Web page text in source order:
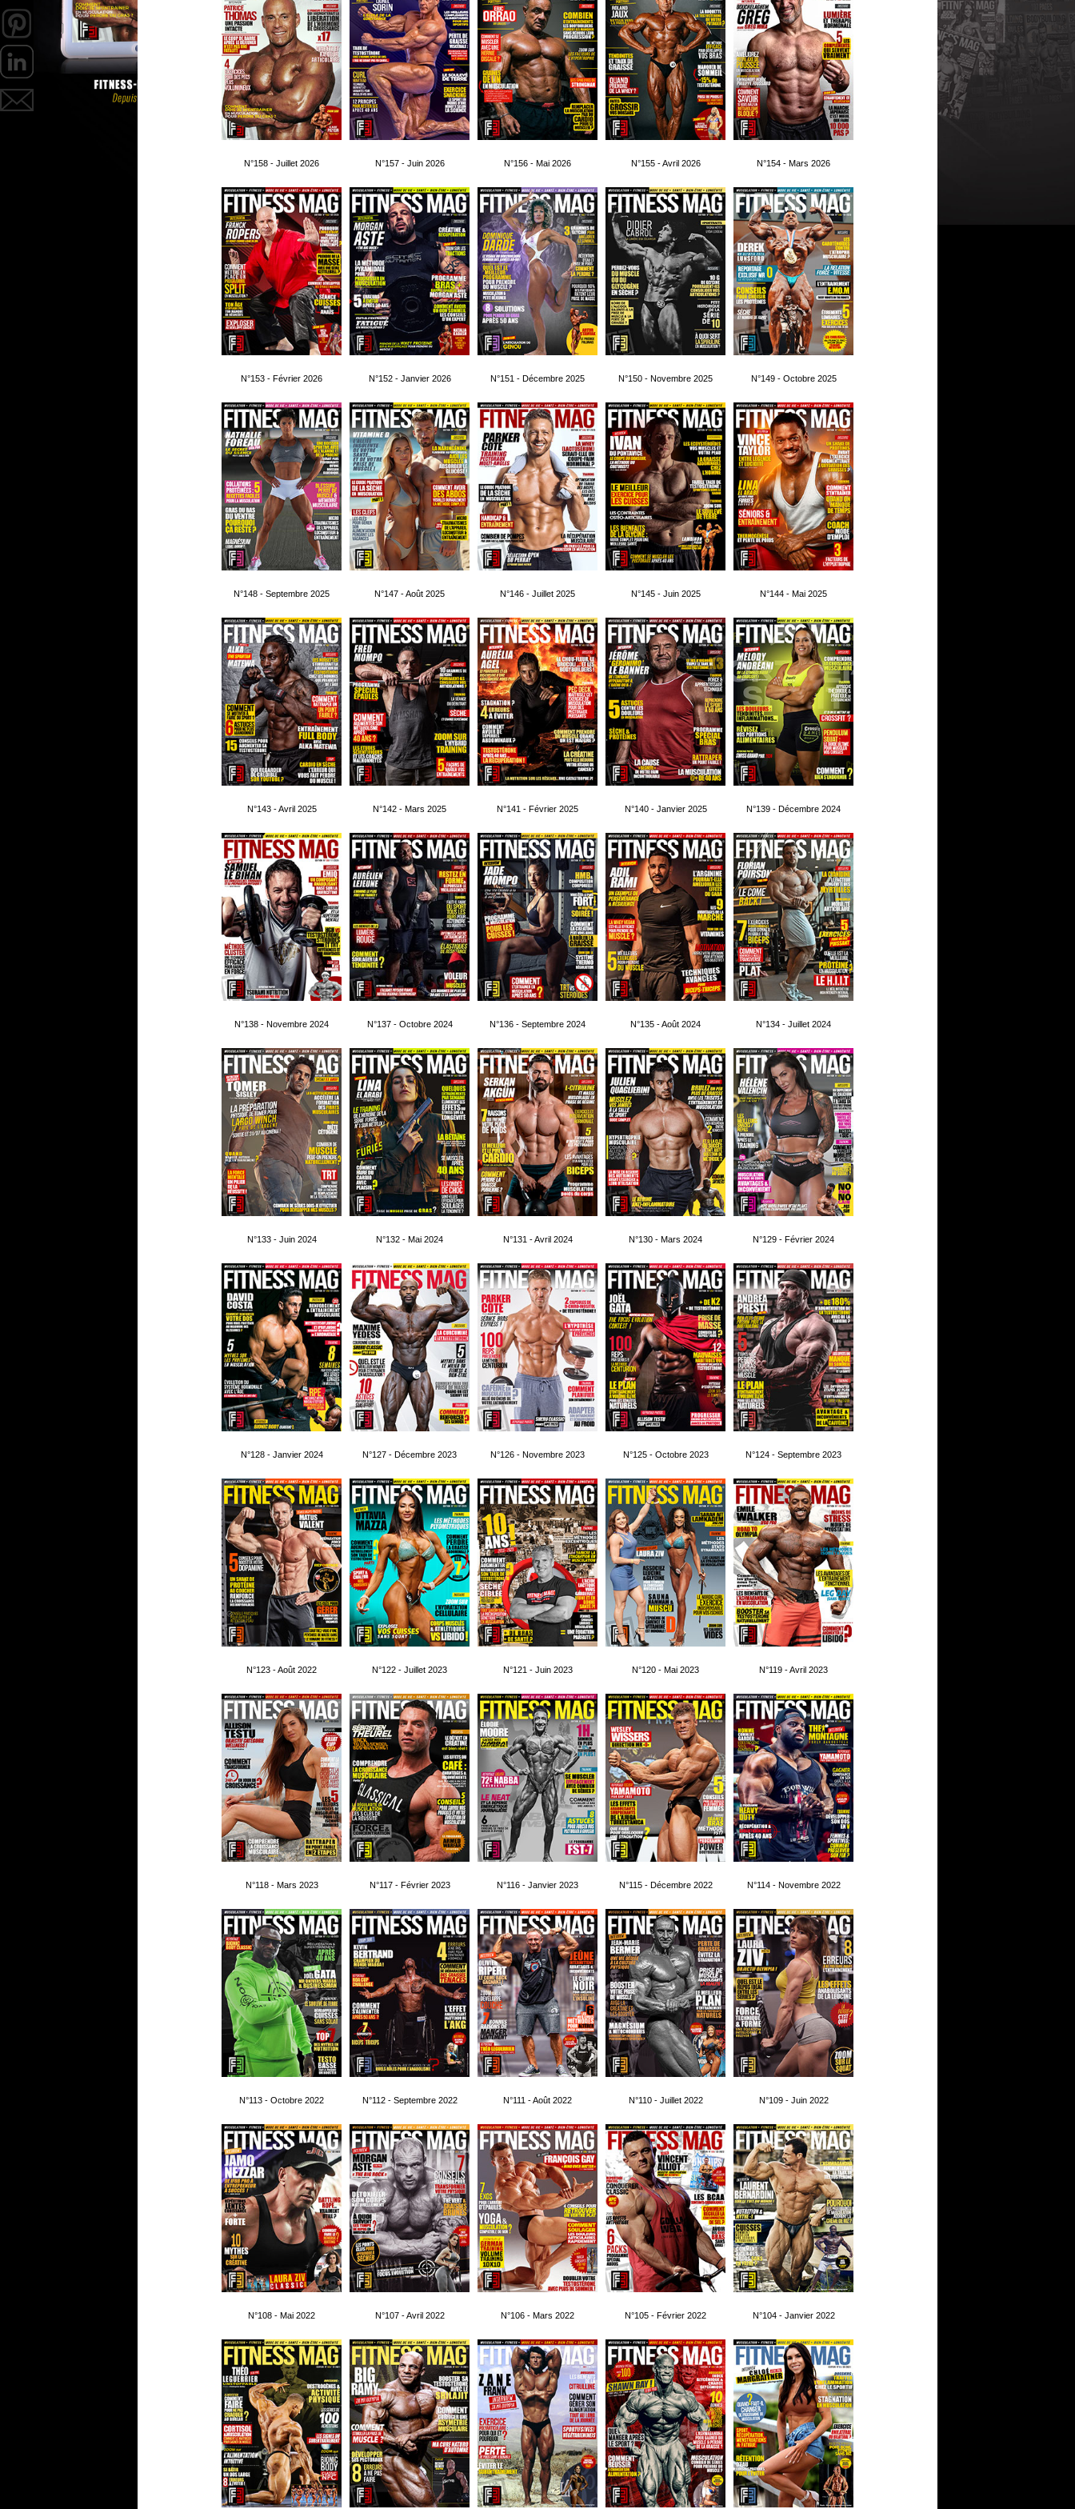
N°158 - Juillet 2026 N°157 - Juin 2026 N°156 - Mai 2026 N°155 - Avril 2026 N°154 - Mars 2026
N°153 - Février 2026 N°152 - Janvier 2026 N°151 - Décembre 2025 N°150 - Novembre 2025 N°149 - Octobre 2025
N°148 - Septembre 2025 N°147 - Août 2025 N°146 - Juillet 2025 N°145 - Juin 2025 N°144 - Mai 2025
N°143 - Avril 2025 N°142 - Mars 2025 N°141 - Février 2025 N°140 - Janvier 2025 N°139 - Décembre 2024
N°138 - Novembre 2024 N°137 - Octobre 2024 N°136 - Septembre 2024 N°135 - Août 2024 N°134 - Juillet 2024
N°133 - Juin 2024 N°132 - Mai 2024 N°131 - Avril 2024 N°130 - Mars 2024 N°129 - Février 2024
N°128 - Janvier 2024 N°127 - Décembre 2023 N°126 - Novembre 2023 N°125 - Octobre 2023 N°124 - Septembre 2023
N°123 - Août 2022 N°122 - Juillet 2023 N°121 - Juin 2023 N°120 - Mai 2023 N°119 - Avril 2023
N°118 - Mars 2023 N°117 - Février 2023 N°116 - Janvier 2023 N°115 - Décembre 2022 N°114 - Novembre 2022
N°113 - Octobre 2022 N°112 - Septembre 2022 N°111 - Août 2022 N°110 - Juillet 2022 N°109 - Juin 2022
N°108 - Mai 2022 N°107 - Avril 2022 N°106 - Mars 2022 N°105 - Février 2022 N°104 - Janvier 2022